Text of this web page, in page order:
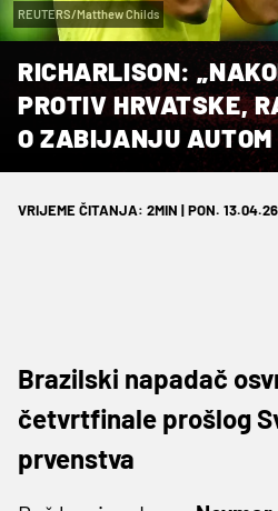
REUTERS/Matthew Childs
RICHARLISON:
PROTIV HRVATSKE,
O ZABIJANJU AUTOM
VRIJEME ČITANJA: 2MIN | PON.
Brazilski napadač
četvrtfinale prošlog
prvenstva